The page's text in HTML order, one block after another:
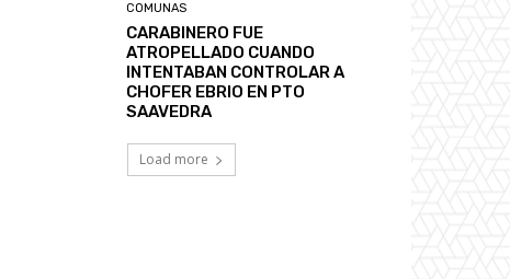
COMUNAS
CARABINERO FUE
ATROPELLADO CUANDO
INTENTABAN CONTROLAR A
CHOFER EBRIO EN PTO
SAAVEDRA
Load more